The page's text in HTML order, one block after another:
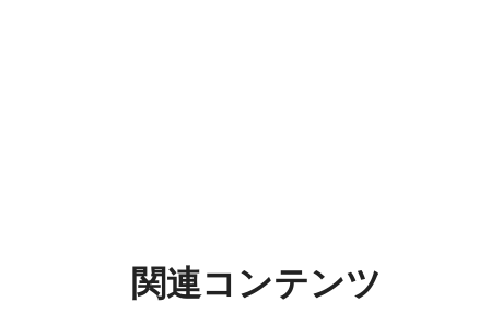
関連コンテンツ